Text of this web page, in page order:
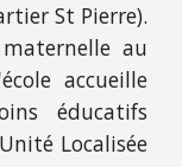
St Pierre).
au
accueille
éducatifs
Localisée